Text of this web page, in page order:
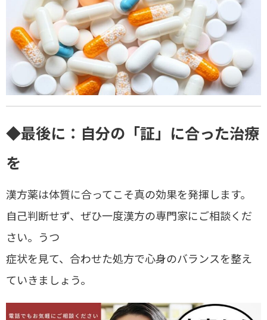
◆最後に：自分の「証」に合った治療
を
漢方薬は体質に合ってこそ真の効果を発揮します。
自己判断せず、ぜひ一度漢方の専門家にご相談くだ
さい。うつ
症状を見て、 合わせた処方で心身のバランスを整え
ていきましょう。